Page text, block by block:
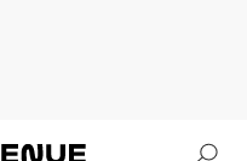
Soundvenue